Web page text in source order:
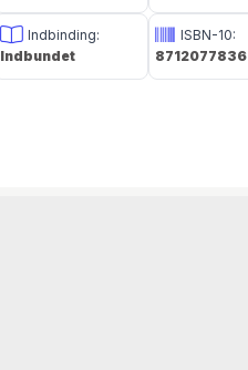
Indbinding:
Indbundet
ISBN-10:
8712077836